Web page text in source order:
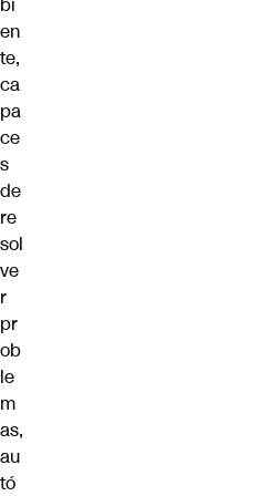
en
te,
ca
pa
ce
s
de
re
sol
ve
r
pr
ob
le
m
as,
au
tó